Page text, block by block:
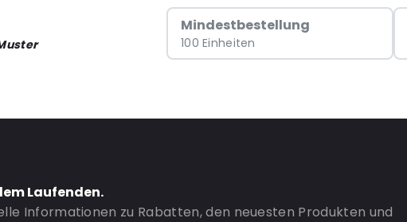
Mindestbestellung
100 Einheiten
Laufenden.
Informationen zu Rabatten, den neuesten Produkten und